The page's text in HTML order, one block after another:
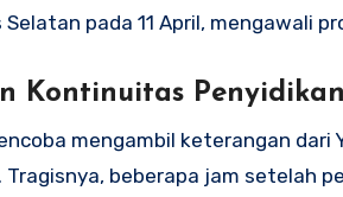
pada 11 April, mengawali
Kontinuitas Penyidikan
mengambil keterangan
beberapa jam setelah